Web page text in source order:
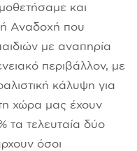
και
Αναδοχή που
με αναπηρία
περιβάλλον, με
κάλυψη για
χώρα μας έχουν
τα τελευταία δύο
όσοι